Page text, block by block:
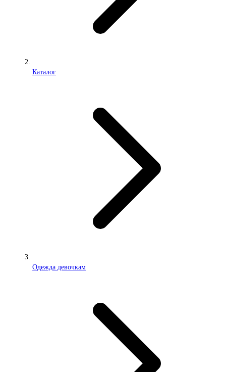
Каталог
Одежда девочкам